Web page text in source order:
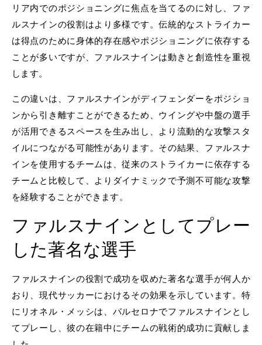
リア内でのポジショニングに焦点を当てるのに対し、ファ
ルスナインの役割はより多様です。伝統的なストライカー
は得点のために身体的存在感やポジショニングに依存する
ことが多いですが、ファルスナインは動きと創造性を重視
します。
この違いは、ファルスナインがディフェンダーをポジショ
ンから引き離すことができるため、ウイングや中盤の選手
が活用できるスペースを生み出し、より流動的な攻撃スタ
イルにつながる可能性があります。その結果、ファルスナ
インを使用するチームは、従来のストライカーに依存する
チームと比較して、よりダイナミックで予測不可能な攻撃
を経験することができます。
ファルスナインとしてプレー
した著名な選手
ファルスナインの役割で成功を収めた著名な選手が何人か
おり、現代サッカーにおけるその効果を示しています。特
にリオネル・メッシは、バルセロナでファルスナインとし
てプレーし、彼の在籍中にチームの戦術的成功に貢献しま